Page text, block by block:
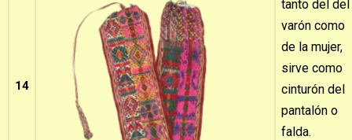
14
tanto del del
varón como
de la mujer,
sirve como
cinturón del
pantalón o
falda.